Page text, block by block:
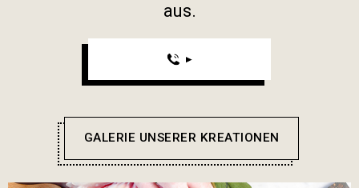
aus.
GALERIE UNSERER KREATIONEN